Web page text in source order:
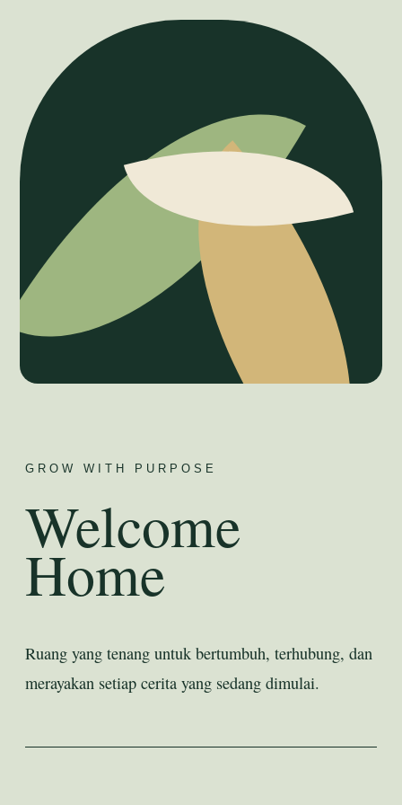
GROW WITH PURPOSE
Welcome
Home
Ruang yang tenang untuk bertumbuh, terhubung, dan
merayakan setiap cerita yang sedang dimulai.